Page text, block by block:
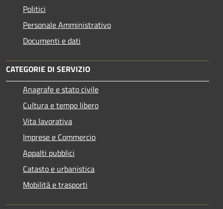
Politici
Personale Amministrativo
Documenti e dati
CATEGORIE DI SERVIZIO
Anagrafe e stato civile
Cultura e tempo libero
Vita lavorativa
Imprese e Commercio
Appalti pubblici
Catasto e urbanistica
Mobilità e trasporti